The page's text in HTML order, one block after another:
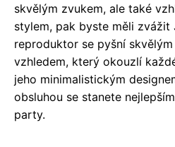
skvělým zvukem, ale také
stylem, pak byste měli zvážit
reproduktor se pyšní
vzhledem, který okouzlí
jeho minimalistickým
obsluhou se stanete
party.